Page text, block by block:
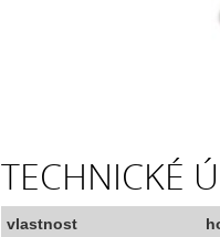
TECHNICKÉ
vlastnost